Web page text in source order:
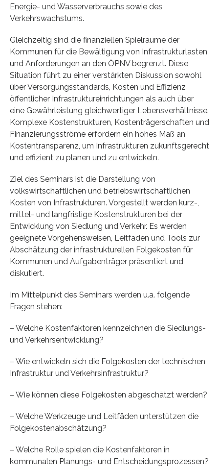
Energie- und Wasserverbrauchs sowie des
Verkehrswachstums.
Gleichzeitig sind die finanziellen Spielräume der
Kommunen für die Bewältigung von Infrastrukturlasten
und Anforderungen an den ÖPNV begrenzt. Diese
Situation führt zu einer verstärkten Diskussion sowohl
über Versorgungsstandards, Kosten und Effizienz
öffentlicher Infrastruktureinrichtungen als auch über
eine Gewährleistung gleichwertiger Lebensverhältnisse.
Komplexe Kostenstrukturen, Kostenträgerschaften und
Finanzierungsströme erfordern ein hohes Maß an
Kostentransparenz, um Infrastrukturen zukunftsgerecht
und effizient zu planen und zu entwickeln.
Ziel des Seminars ist die Darstellung von
volkswirtschaftlichen und betriebswirtschaftlichen
Kosten von Infrastrukturen. Vorgestellt werden kurz-,
mittel- und langfristige Kostenstrukturen bei der
Entwicklung von Siedlung und Verkehr. Es werden
geeignete Vorgehensweisen, Leitfäden und Tools zur
Abschätzung der infrastrukturellen Folgekosten für
Kommunen und Aufgabenträger präsentiert und
diskutiert.
Im Mittelpunkt des Seminars werden u.a. folgende
Fragen stehen:
– Welche Kostenfaktoren kennzeichnen die Siedlungs-
und Verkehrsentwicklung?
– Wie entwickeln sich die Folgekosten der technischen
Infrastruktur und Verkehrsinfrastruktur?
– Wie können diese Folgekosten abgeschätzt werden?
– Welche Werkzeuge und Leitfäden unterstützen die
Folgekostenabschätzung?
– Welche Rolle spielen die Kostenfaktoren in
kommunalen Planungs- und Entscheidungsprozessen?